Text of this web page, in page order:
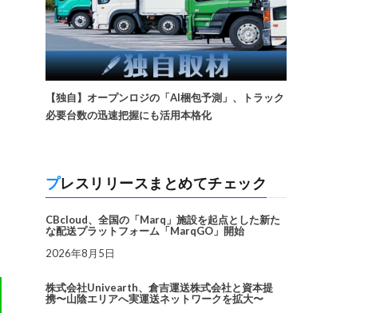
【独自】オープンロジの「AI梱包予測」、トラック
必要台数の迅速把握にも活用本格化
プレスリリースまとめてチェック
CBcloud、全国の「Marq」施設を起点とした新た
な配送プラットフォーム「MarqGO」開始
2026年8月5日
株式会社Univearth、倉吉運送株式会社と資本提
携〜山陰エリアへ実運送ネットワークを拡大〜